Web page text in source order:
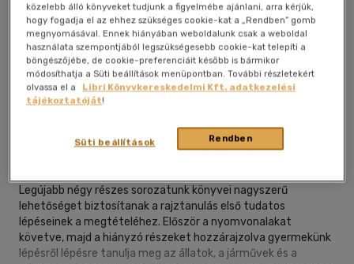
Kívánságlistához adom
Legújabb négy részes sorozatunk könyvei nagyszerű
lehetőséget biztosítanak a rajztanulás első tudatos
lépéseinek a megtételéhez. Először a nyomvonalakat
követve, majd a hiányzó részeket hozzárajzolva gyermekünk
lépésről lépésre tanulja meg az állatok, a járművek és a
közelebb álló könyveket tudjunk a figyelmébe ajánlani, arra kérjük,
hogy fogadja el az ehhez szükséges cookie-kat a „Rendben” gomb
megnyomásával. Ennek hiányában weboldalunk csak a weboldal
használata szempontjából legszükségesebb cookie-kat telepíti a
böngészőjébe, de cookie-preferenciáit később is bármikor
módosíthatja a Süti beállítások menüpontban. További részletekért
olvassa el a
Libri Könyvkereskedelmi Kft. adatkezelési
tájékoztatóját!
Rendben
Süti beállítások